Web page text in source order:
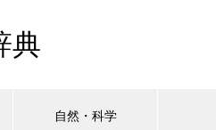
典
自然・科学